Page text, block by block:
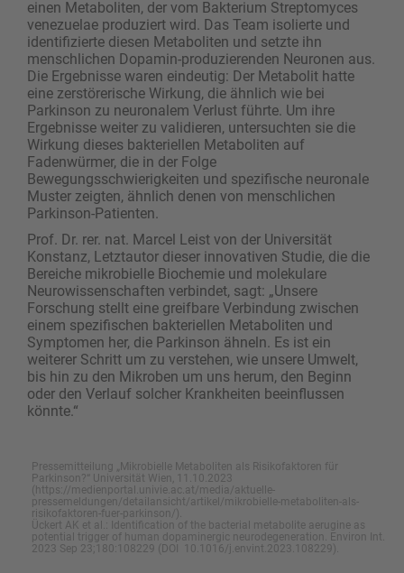
einen Metaboliten, der vom Bakterium Streptomyces
venezuelae produziert wird. Das Team isolierte und
identifizierte diesen Metaboliten und setzte ihn
menschlichen Dopamin-produzierenden Neuronen aus.
Die Ergebnisse waren eindeutig: Der Metabolit hatte
eine zerstörerische Wirkung, die ähnlich wie bei
Parkinson zu neuronalem Verlust führte. Um ihre
Ergebnisse weiter zu validieren, untersuchten sie die
Wirkung dieses bakteriellen Metaboliten auf
Fadenwürmer, die in der Folge
Bewegungsschwierigkeiten und spezifische neuronale
Muster zeigten, ähnlich denen von menschlichen
Parkinson-Patienten.
Prof. Dr. rer. nat. Marcel Leist von der Universität
Konstanz, Letztautor dieser innovativen Studie, die die
Bereiche mikrobielle Biochemie und molekulare
Neurowissenschaften verbindet, sagt: „Unsere
Forschung stellt eine greifbare Verbindung zwischen
einem spezifischen bakteriellen Metaboliten und
Symptomen her, die Parkinson ähneln. Es ist ein
weiterer Schritt um zu verstehen, wie unsere Umwelt,
bis hin zu den Mikroben um uns herum, den Beginn
oder den Verlauf solcher Krankheiten beeinflussen
könnte.“
Pressemitteilung „Mikrobielle Metaboliten als Risikofaktoren für
Parkinson?“ Universität Wien, 11.10.2023
(https://medienportal.univie.ac.at/media/aktuelle-
pressemeldungen/detailansicht/artikel/mikrobielle-metaboliten-als-
risikofaktoren-fuer-parkinson/).
Ückert AK et al.: Identification of the bacterial metabolite aerugine as
potential trigger of human dopaminergic neurodegeneration. Environ Int.
2023 Sep 23;180:108229 (DOI 10.1016/j.envint.2023.108229).